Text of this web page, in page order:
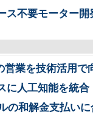
ス不要モーター開
営業を技術活用で
に人工知能を統合
の和解金支払い